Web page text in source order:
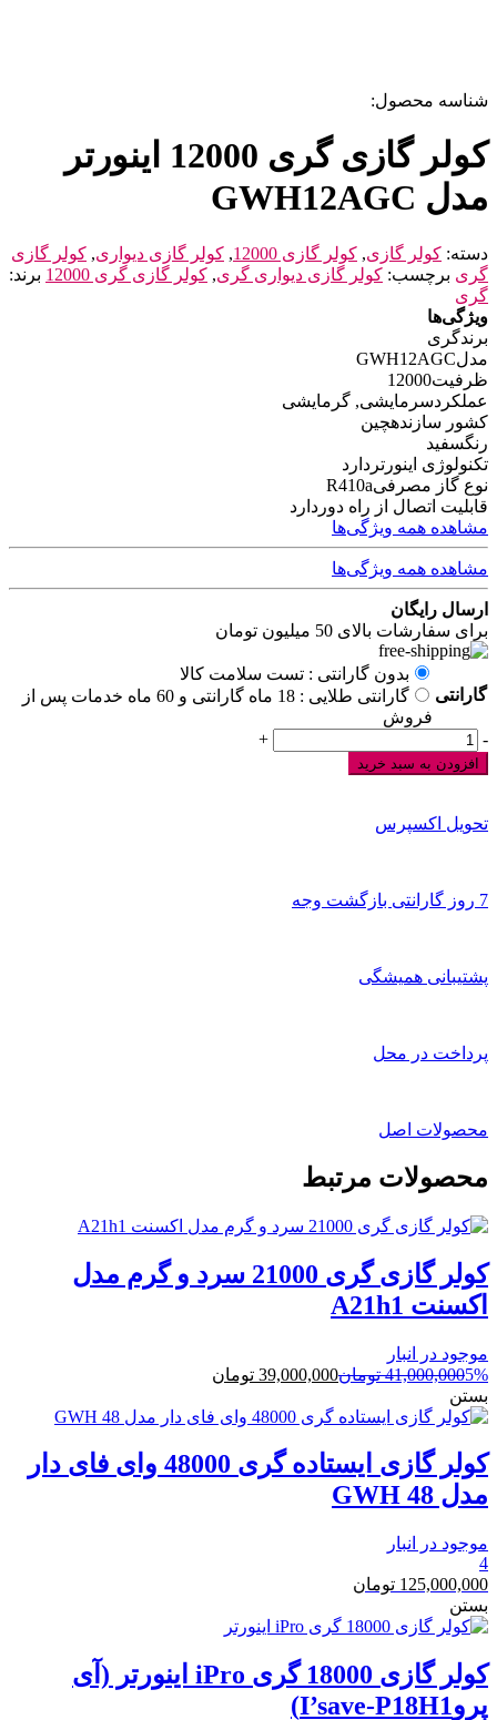
شناسه محصول:
کولر گازی گری 12000 اینورتر
مدل GWH12AGC
دسته: کولر گازی, کولر گازی 12000 , کولر گازی دیواری, کولر گازی
گری برچسب: کولر گازی دیواری گری, کولر گازی گری 12000
برند:
گری
ویژگی‌ها
برندگری
مدلGWH12AGC
ظرفیت12000
عملکردسرمایشی, گرمایشی
کشور سازندهچین
رنگسفید
تکنولوژی اینورتر دارد
نوع گاز مصرفیR410a
قابلیت اتصال از راه دور دارد
مشاهده همه ویژگی‌ها
مشاهده همه ویژگی‌ها
ارسال رایگان
برای سفارشات بالای 50 میلیون تومان
گارانتی
بدون گارانتی : تست سلامت کالا
گارانتی طلایی : 18 ماه گارانتی و 60 ماه خدمات پس از
فروش
کولر
گازی
گری
اینورتر
-
+
افزودن به سبد خرید
تحویل اکسپرس
7 روز گارانتی بازگشت وجه
پشتیبانی همیشگی
پرداخت در محل
محصولات اصل
محصولات مرتبط
کولر گازی گری 21000 سرد و گرم مدل
اکسنت A21h1
موجود در انبار
5%
41,000,000 تومان39,000,000 تومان
بستن
کولر گازی ایستاده گری 48000 وای فای دار
مدل 48 GWH
موجود در انبار
4
125,000,000 تومان
بستن
کولر گازی 18000 گری iPro اینورتر (آی
پروI’save-P18H1)